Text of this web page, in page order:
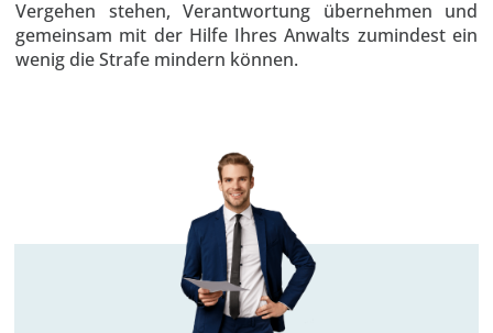
Vergehen stehen, Verantwortung übernehmen und
gemeinsam mit der Hilfe Ihres Anwalts zumindest ein
wenig die Strafe mindern können.